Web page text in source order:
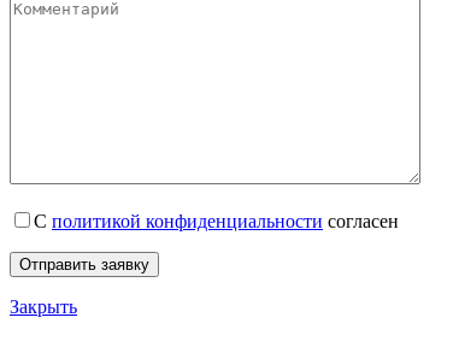
С политикой конфиденциальности согласен
Закрыть